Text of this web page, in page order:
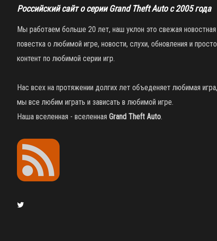
Российский сайт о серии Grand Theft Auto с 2005 года
Мы работаем больше 20 лет, наш уклон это свежая новостная
повестка о любимой игре, новости, слухи, обновления и просто
контент по любимой серии игр.
Нас всех на протяжении долгих лет объеденяет любимая игра,
мы все любим играть и зависать в любимой игре.
Наша вселенная - вселенная Grand Theft Auto.